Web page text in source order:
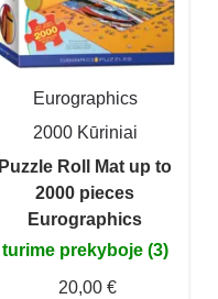
Eurographics
2000 Kūriniai
Puzzle Roll Mat up to
2000 pieces
Eurographics
turime prekyboje (3)
20,00 €